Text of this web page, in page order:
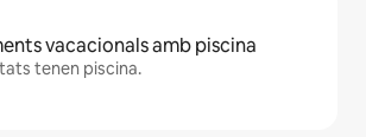
vacacionals amb piscina
tenen piscina.